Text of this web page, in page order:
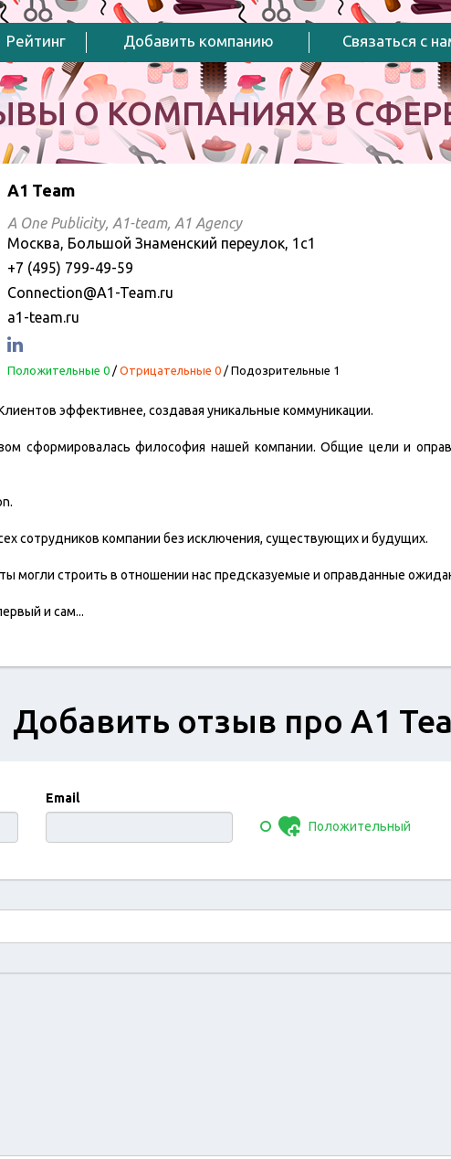
Рейтинг Добавить компанию Связаться с
О КОМПАНИЯХ В
A1 Team
A One Publicity, A1-team, A1 Agency
Москва, Большой Знаменский переулок, 1с1
+7 (495) 799-49-59
Connection@A1-Team.ru
a1-team.ru
Положительные 0/ Отрицательные 0/ Подозрительные 1
эффективнее, создавая уникальные коммуникации.
сформировалась философия нашей компании. Общие цели и
сотрудников компании без исключения, существующих и будущих.
могли строить в отношении нас предсказуемые и оправданные
и сам...
Добавить отзыв про A1
Email
Положительный